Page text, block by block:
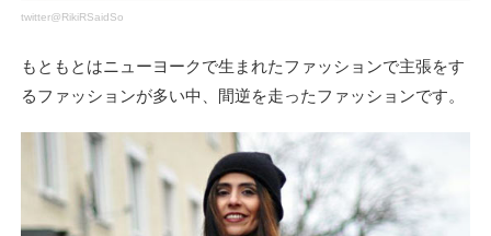
twitter@RikiRSaidSo
もともとはニューヨークで生まれたファッションで主張をす
るファッションが多い中、間逆を走ったファッションです。